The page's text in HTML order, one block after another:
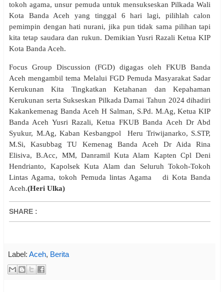
tokoh agama, unsur pemuda untuk mensukseskan Pilkada Wali
Kota Banda Aceh yang tinggal 6 hari lagi, pilihlah calon
pemimpin dengan hati nurani, jika pun tidak sama pilihan tapi
kita tetap saudara dan rukun. Demikian Yusri Razali Ketua KIP
Kota Banda Aceh.
Focus Group Discussion (FGD) digagas oleh FKUB Banda
Aceh mengambil tema Melalui FGD Pemuda Masyarakat Sadar
Kerukunan Kita Tingkatkan Ketahanan dan Kepahaman
Kerukunan serta Sukseskan Pilkada Damai Tahun 2024 dihadiri
Kakankemenag Banda Aceh H Salman, S.Pd. M.Ag, Ketua KIP
Banda Aceh Yusri Razali, Ketua FKUB Banda Aceh Dr Abd
Syukur, M.Ag, Kaban Kesbangpol Heru Triwijanarko, S.STP,
M.Si, Kasubbag TU Kemenag Banda Aceh Dr Aida Rina
Elisiva, B.Acc, MM, Danramil Kuta Alam Kapten Cpl Deni
Hendrianto, Kapolsek Kuta Alam dan Seluruh Tokoh-Tokoh
Lintas Agama, tokoh Pemuda lintas Agama di Kota Banda
Aceh.(Heri Ulka)
SHARE :
Label: Aceh, Berita